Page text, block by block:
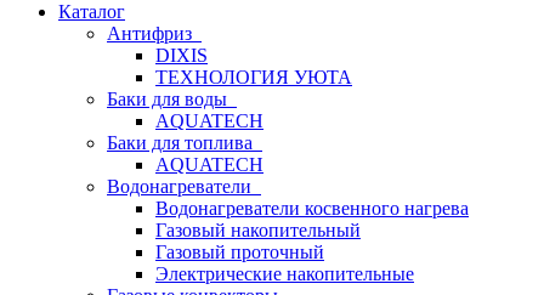
Каталог
Антифриз
DIXIS
ТЕХНОЛОГИЯ УЮТА
Баки для воды
AQUATECH
Баки для топлива
AQUATECH
Водонагреватели
Водонагреватели косвенного нагрева
Газовый накопительный
Газовый проточный
Электрические накопительные